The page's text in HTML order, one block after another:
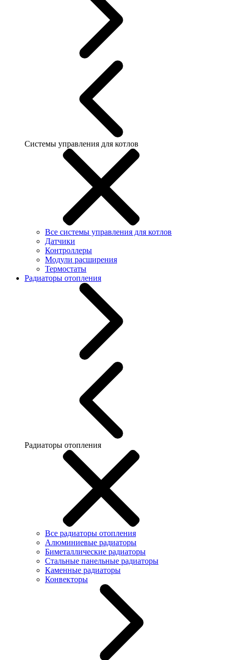
Системы управления для котлов
Все системы управления для котлов
Датчики
Контроллеры
Модули расширения
Термостаты
Радиаторы отопления
Радиаторы отопления
Все радиаторы отопления
Алюминиевые радиаторы
Биметаллические радиаторы
Стальные панельные радиаторы
Каменные радиаторы
Конвекторы